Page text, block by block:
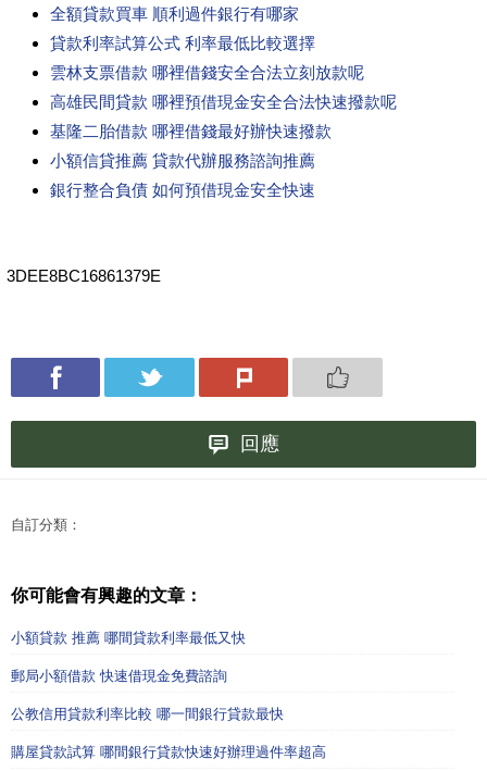
全額貸款買車 順利過件銀行有哪家
貸款利率試算公式 利率最低比較選擇
雲林支票借款 哪裡借錢安全合法立刻放款呢
高雄民間貸款 哪裡預借現金安全合法快速撥款呢
基隆二胎借款 哪裡借錢最好辦快速撥款
小額信貸推薦 貸款代辦服務諮詢推薦
銀行整合負債 如何預借現金安全快速
3DEE8BC16861379E
回應
自訂分類：
你可能會有興趣的文章：
小額貸款 推薦 哪間貸款利率最低又快
郵局小額借款 快速借現金免費諮詢
公教信用貸款利率比較 哪一間銀行貸款最快
購屋貸款試算 哪間銀行貸款快速好辦理過件率超高